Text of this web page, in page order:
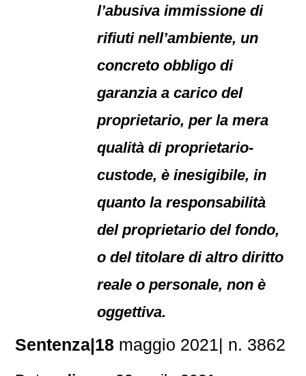
l’abusiva immissione di
rifiuti nell’ambiente, un
concreto obbligo di
garanzia a carico del
proprietario, per la mera
qualità di proprietario-
custode, è inesigibile, in
quanto la responsabilità
del proprietario del fondo,
o del titolare di altro diritto
reale o personale, non è
oggettiva.
Sentenza|18 maggio 2021| n. 3862